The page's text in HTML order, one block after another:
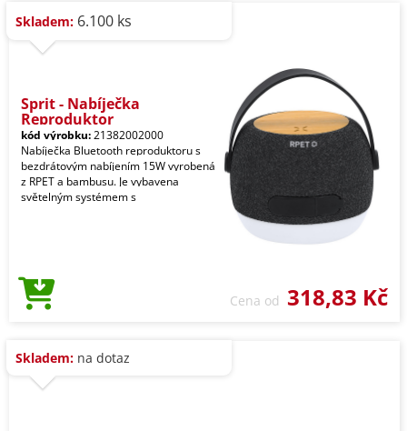
Skladem: 6.100 ks
Sprit - Nabíječka
Reproduktor
kód výrobku:21382002000
Nabíječka Bluetooth reproduktoru s
bezdrátovým nabíjením 15W vyrobená
z RPET a bambusu. Je vybavena
světelným systémem s
Cena od 318,83 Kč
Skladem: na dotaz